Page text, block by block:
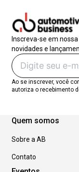
Inscreva-se em
novidades e
Ao se inscrever, você
autoriza o recebimento
Quem somos
Sobre a AB
Contato